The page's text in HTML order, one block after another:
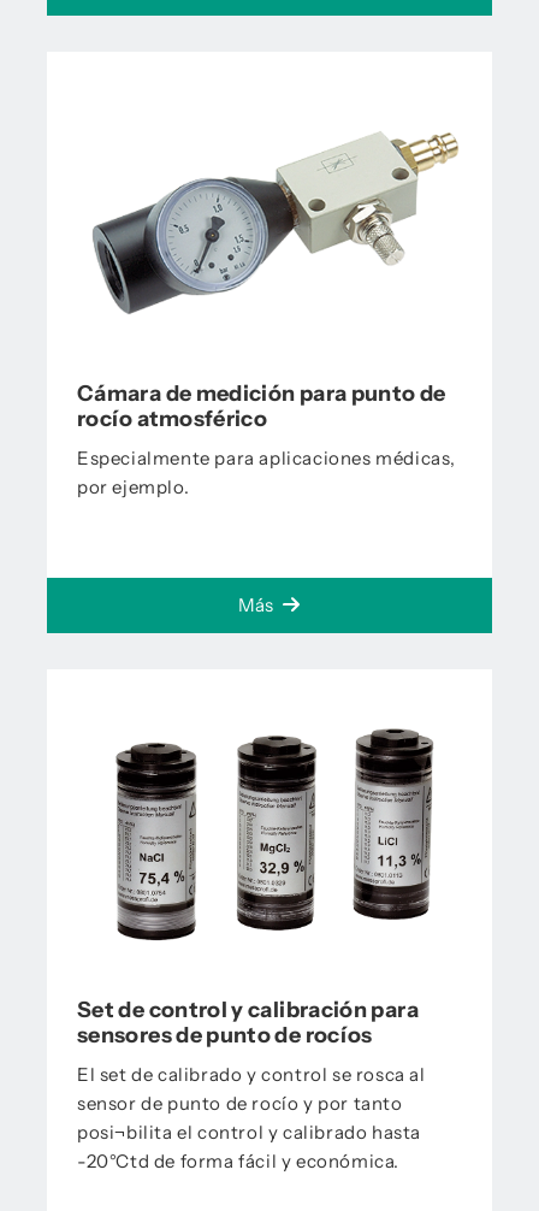
Cámara de medición para punto de
rocío atmosférico
Especialmente para aplicaciones médicas,
por ejemplo.
Más
Set de control y calibración para
sensores de punto de rocíos
El set de calibrado y control se rosca al
sensor de punto de rocío y por tanto
posi¬bilita el control y calibrado hasta
-20°Ctd de forma fácil y económica.